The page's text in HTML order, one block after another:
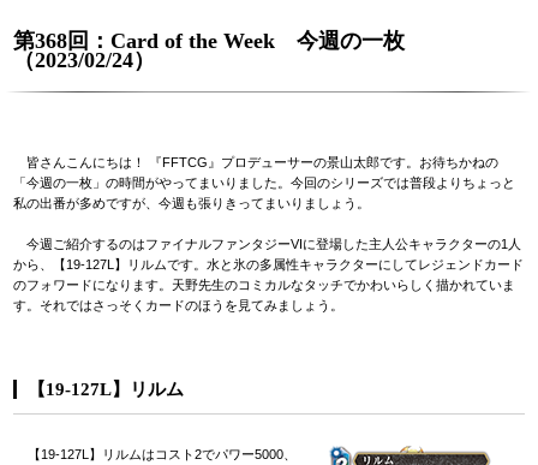
第368回：Card of the Week 今週の一枚
（2023/02/24）
皆さんこんにちは！ 『FFTCG』プロデューサーの景山太郎です。お待ちかねの
「今週の一枚」の時間がやってまいりました。今回のシリーズでは普段よりちょっと
私の出番が多めですが、今週も張りきってまいりましょう。
今週ご紹介するのはファイナルファンタジーVIに登場した主人公キャラクターの1人
から、【19-127L】リルムです。水と氷の多属性キャラクターにしてレジェンドカード
のフォワードになります。天野先生のコミカルなタッチでかわいらしく描かれていま
す。それではさっそくカードのほうを見てみましょう。
【19-127L】リルム
【19-127L】リルムはコスト2でパワー5000、